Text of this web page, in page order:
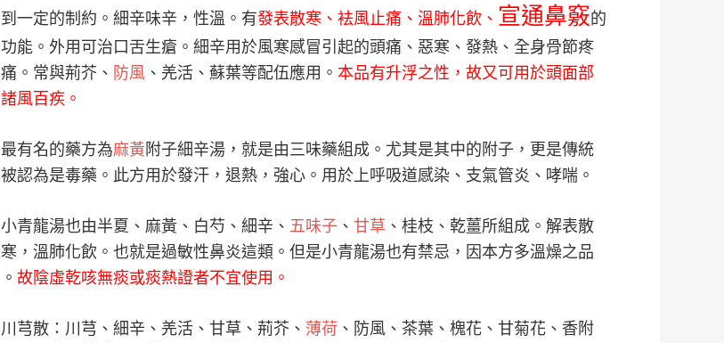
到一定的制約。細辛味辛，性溫。有發表散寒、袪風止痛、溫肺化飲、 宣通鼻竅的
功能。外用可治口舌生瘡。細辛用於風寒感冒引起的頭痛、惡寒、發熱、全身骨節疼
痛。常與荊芥、 防風 、羌活、蘇葉等配伍應用。 本品有升浮之性，故又可用於頭面部
諸風百疾。
最有名的藥方為麻黃附子細辛湯，就是由三味藥組成。尤其是其中的附子，更是傳統
被認為是毒藥。此方用於發汗，退熱，強心。用於上呼吸道感染、支氣管炎、哮喘。
小青龍湯也由半夏、麻黃、白芍、細辛、 五味子 、 甘草 、桂枝、乾薑所組成。解表散
寒，溫肺化飲。也就是過敏性鼻炎這類。但是小青龍湯也有禁忌，因本方多溫燥之品
。 故陰虛乾咳無痰或痰熱證者不宜使用。
川芎散：川芎、細辛、羌活、甘草、荊芥、 薄荷 、防風、茶葉、槐花、甘菊花、香附